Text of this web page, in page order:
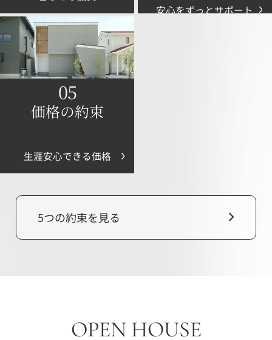
安心をずっとサポート
05
価格の約束
生涯安心できる価格
5つの約束を見る
OPEN HOUSE